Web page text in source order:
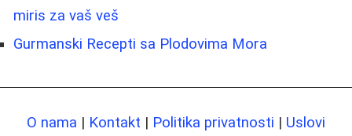
miris za vaš veš
Gurmanski Recepti sa Plodovima Mora
O nama | Kontakt | Politika privatnosti | Uslovi